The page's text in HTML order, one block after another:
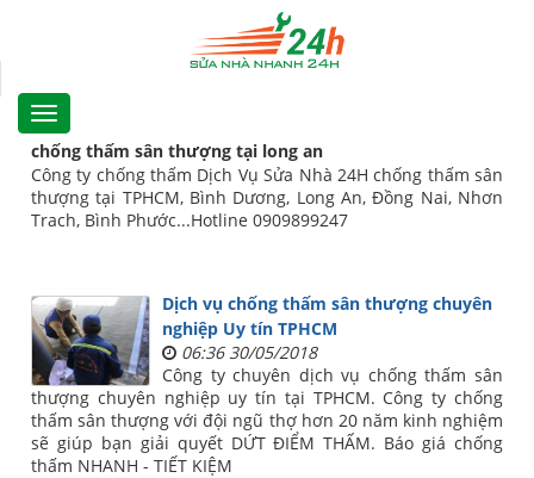
chống thấm sân thượng tại long an
Công ty chống thấm Dịch Vụ Sửa Nhà 24H chống thấm sân
thượng tại TPHCM, Bình Dương, Long An, Đồng Nai, Nhơn
Trach, Bình Phước...Hotline 0909899247
Dịch vụ chống thấm sân thượng chuyên
nghiệp Uy tín TPHCM
06:36 30/05/2018
Công ty chuyên dịch vụ chống thấm sân
thượng chuyên nghiệp uy tín tại TPHCM. Công ty chống
thấm sân thượng với đội ngũ thợ hơn 20 năm kinh nghiệm
sẽ giúp bạn giải quyết DỨT ĐIỂM THẤM. Báo giá chống
thấm NHANH - TIẾT KIỆM